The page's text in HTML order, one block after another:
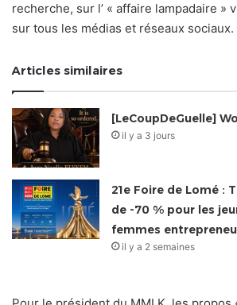
recherche, sur l’ « affaire lampadaire »
sur tous les médias et réseaux sociaux.
Articles similaires
[LeCoupDeGuelle]
il y a 3 jours
21e Foire de Lomé :
de -70 % pour les
femmes
il y a 2 semaines